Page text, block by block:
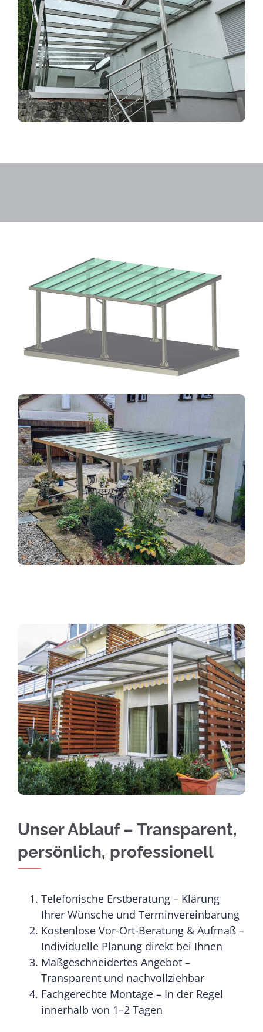
Unser Ablauf – Transparent,
persönlich, professionell
Telefonische Erstberatung – Klärung
Ihrer Wünsche und Terminvereinbarung
Kostenlose Vor-Ort-Beratung & Aufmaß –
Individuelle Planung direkt bei Ihnen
Maßgeschneidertes Angebot –
Transparent und nachvollziehbar
Fachgerechte Montage – In der Regel
innerhalb von 1–2 Tagen